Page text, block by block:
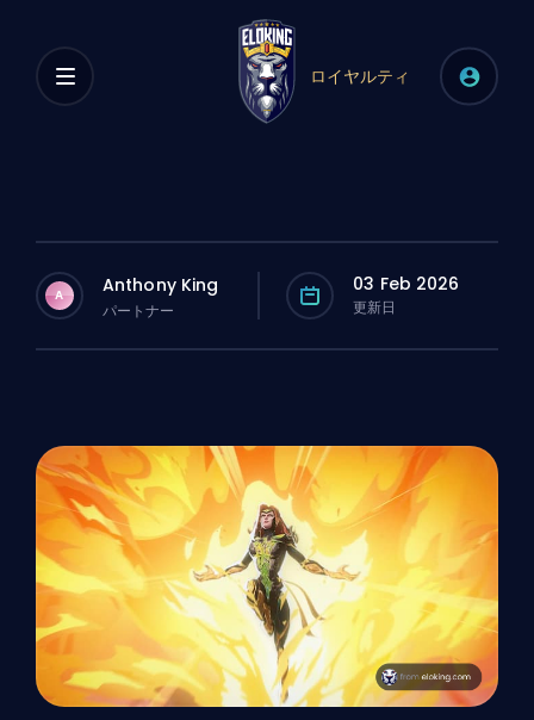
ロイヤルティ
A Anthony King
パートナー
03 Feb 2026
更新日